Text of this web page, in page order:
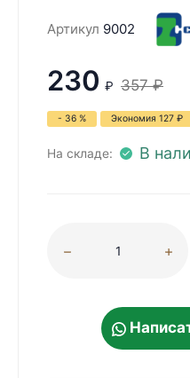
Артикул 9002
230 ₽ 357 ₽
- 36 % Экономия 127 ₽
На складе: В